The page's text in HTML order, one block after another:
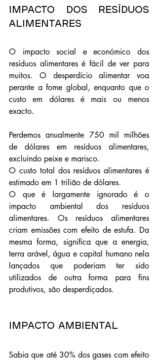
Impacto dos resíduos
alimentares
O impacto social e económico dos
resíduos alimentares é fácil de ver para
muitos. O desperdício alimentar voa
perante a fome global, enquanto que o
custo em dólares é mais ou menos
exacto.
Perdemos anualmente 750 mil milhões
de dólares em resíduos alimentares,
excluindo peixe e marisco.
O custo total dos resíduos alimentares é
estimado em 1 trilião de dólares.
O que é largamente ignorado é o
impacto ambiental dos resíduos
alimentares. Os resíduos alimentares
criam emissões com efeito de estufa. Da
mesma forma, significa que a energia,
terra arável, água e capital humano nela
lançados que poderiam ter sido
utilizados de outra forma para fins
produtivos, são desperdiçados.
Impacto ambiental
Sabia que até 30% dos gases com efeito